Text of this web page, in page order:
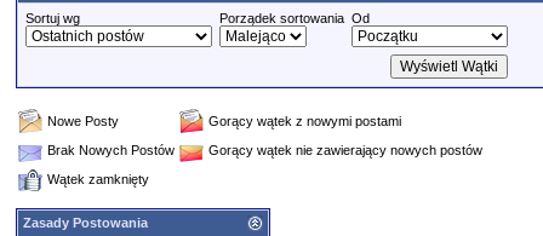
Sortuj wg
Porządek sortowania Od
Nowe Posty
Gorący wątek z nowymi postami
Brak Nowych Postów
Gorący wątek nie zawierający nowych postów
Wątek zamknięty
Zasady Postowania